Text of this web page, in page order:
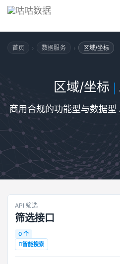
首页 › 数据服务 › 区域/坐标
区域/坐标 |
商用合规的功能型与数据
API 筛选
筛选接口
0 个
智能搜索